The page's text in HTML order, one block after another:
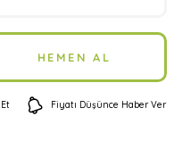
HEMEN AL
Fiyatı Düşünce Haber Ver